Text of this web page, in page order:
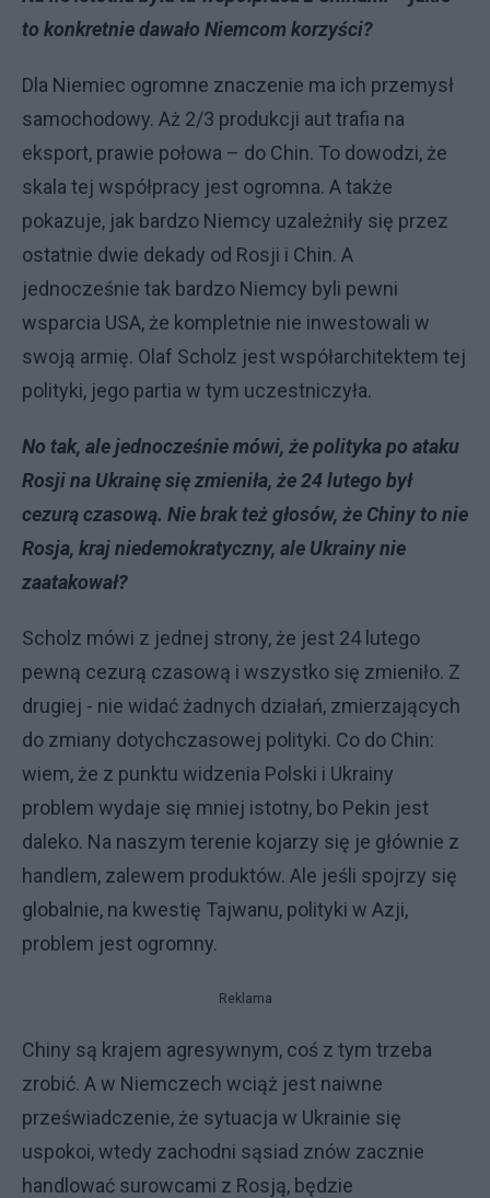
to konkretnie dawało Niemcom korzyści?
Dla Niemiec ogromne znaczenie ma ich przemysł
samochodowy. Aż 2/3 produkcji aut trafia na
eksport, prawie połowa – do Chin. To dowodzi, że
skala tej współpracy jest ogromna. A także
pokazuje, jak bardzo Niemcy uzależniły się przez
ostatnie dwie dekady od Rosji i Chin. A
jednocześnie tak bardzo Niemcy byli pewni
wsparcia USA, że kompletnie nie inwestowali w
swoją armię. Olaf Scholz jest współarchitektem tej
polityki, jego partia w tym uczestniczyła.
No tak, ale jednocześnie mówi, że polityka po ataku
Rosji na Ukrainę się zmieniła, że 24 lutego był
cezurą czasową. Nie brak też głosów, że Chiny to nie
Rosja, kraj niedemokratyczny, ale Ukrainy nie
zaatakował?
Scholz mówi z jednej strony, że jest 24 lutego
pewną cezurą czasową i wszystko się zmieniło. Z
drugiej - nie widać żadnych działań, zmierzających
do zmiany dotychczasowej polityki. Co do Chin:
wiem, że z punktu widzenia Polski i Ukrainy
problem wydaje się mniej istotny, bo Pekin jest
daleko. Na naszym terenie kojarzy się je głównie z
handlem, zalewem produktów. Ale jeśli spojrzy się
globalnie, na kwestię Tajwanu, polityki w Azji,
problem jest ogromny.
Reklama
Chiny są krajem agresywnym, coś z tym trzeba
zrobić. A w Niemczech wciąż jest naiwne
przeświadczenie, że sytuacja w Ukrainie się
uspokoi, wtedy zachodni sąsiad znów zacznie
handlować surowcami z Rosją, będzie